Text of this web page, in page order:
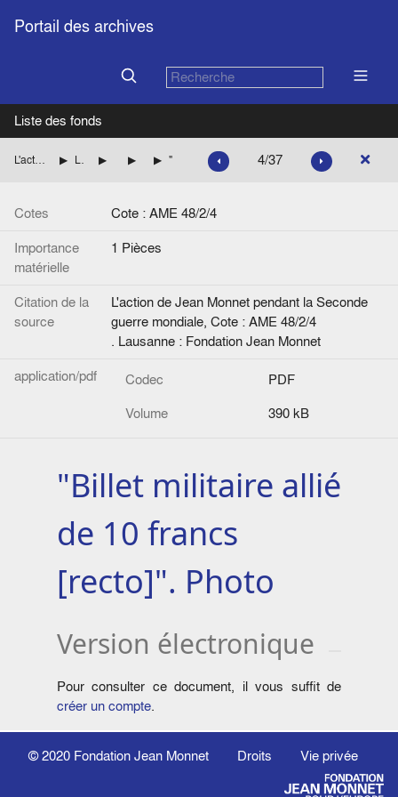
Portail des archives
Liste des fonds
L'action de Jean Monnet pendant la Seconde guerre mondiale La mission de Jean Monnet à Washington pour le compte des autorités françaises Les questions monétaires et financières Questions monétaires en France
4/37
Cotes
Cote : AME 48/2/4
Importance
matérielle
1 Pièces
Citation de la
source
L'action de Jean Monnet pendant la Seconde
guerre mondiale, Cote : AME 48/2/4
. Lausanne : Fondation Jean Monnet
application/pdf
Codec
PDF
Volume
390 kB
"Billet militaire allié
de 10 francs
[recto]". Photo
Version électronique
Pour consulter ce document, il vous suffit de
créer un compte.
© 2020 Fondation Jean Monnet Droits Vie privée